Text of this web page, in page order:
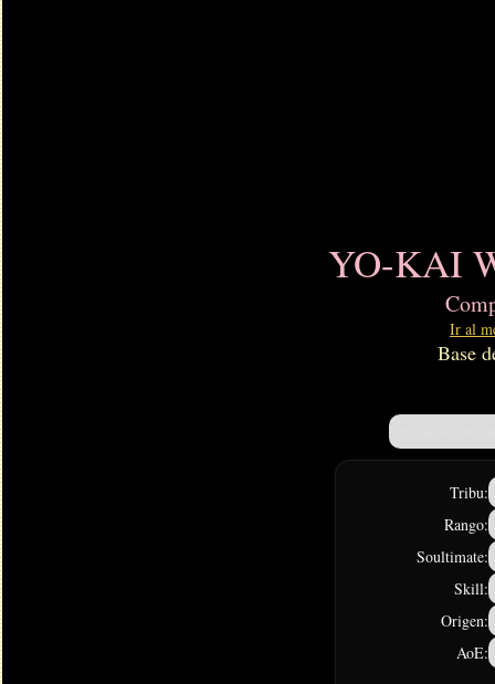
YO-KAI
Ir al
Base
Tribu:
Rango:
Soultimate:
Skill:
Origen:
AoE: